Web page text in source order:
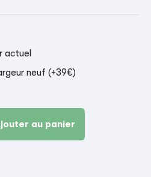
actuel
neuf (+39€)
au panier